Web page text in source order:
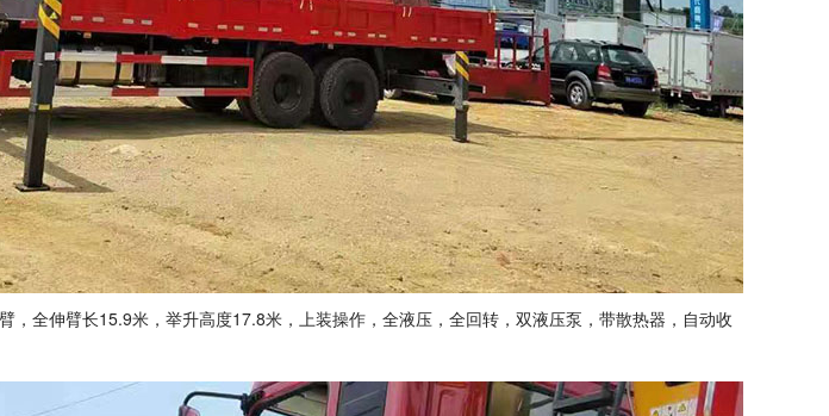
，全伸臂长15.9米，举升高度17.8米，上装操作，全液压，全回转，双液压泵，带散热器，自动收